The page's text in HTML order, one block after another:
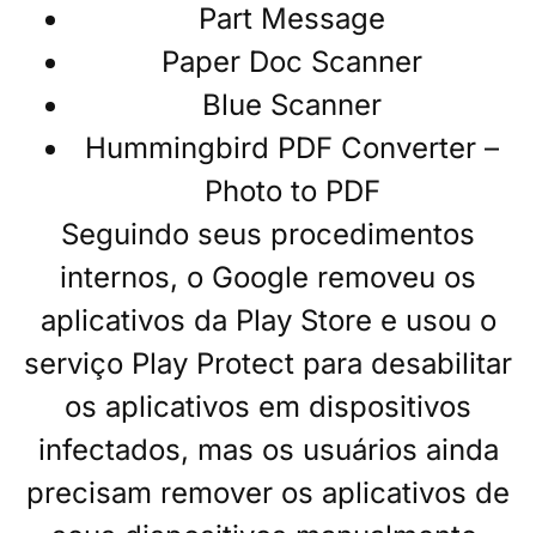
Part Message
Paper Doc Scanner
Blue Scanner
Hummingbird PDF Converter –
Photo to PDF
Seguindo seus procedimentos
internos, o Google removeu os
aplicativos da Play Store e usou o
serviço Play Protect para desabilitar
os aplicativos em dispositivos
infectados, mas os usuários ainda
precisam remover os aplicativos de